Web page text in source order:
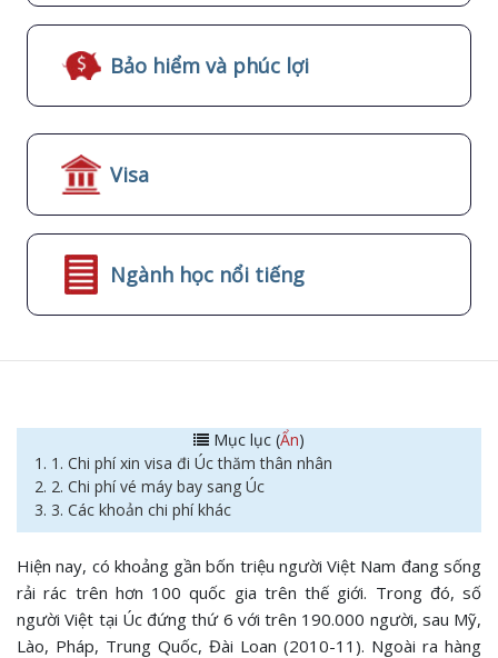
Bảo hiểm và phúc lợi
Visa
Ngành học nổi tiếng
Mục lục (Ẩn)
1. 1. Chi phí xin visa đi Úc thăm thân nhân
2. 2. Chi phí vé máy bay sang Úc
3. 3. Các khoản chi phí khác
Hiện nay, có khoảng gần bốn triệu người Việt Nam đang sống
rải rác trên hơn 100 quốc gia trên thế giới. Trong đó, số
người Việt tại Úc đứng thứ 6 với trên 190.000 người, sau Mỹ,
Lào, Pháp, Trung Quốc, Đài Loan (2010-11). Ngoài ra hàng